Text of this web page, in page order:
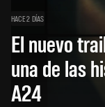
HACE 2 DÍAS
El nuevo
una de las
A24